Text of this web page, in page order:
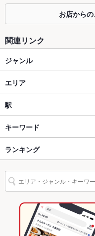
カウンター あり
ソファー なし
テラス席
貸切
設備
Wi-Fi
ー
駐車場
バンド演奏 可
英語メニュ
あり
その他設備 －
お店から
関連リンク
ジャンル
イタリアン・フレンチ
イタリアン
徳島市・徳島市周辺部 × イ
徳島市・徳島市周辺部 × イタ
徳島駅 × イタリアン・フレ
徳島駅 × イタリアン
ダイニングバー・バル
エリア
徳島駅
徳島駅 × イタリアン・フレン
徳島駅 × イタリアン
徳島駅 × ダイニングバー・
徳島駅 × スペインバル・イ
駅
徳島駅
キーワード
フライドポテト
ランキング
徳島のグルメランキング
徳島のイタリアン・フレン
徳島のイタリアンランキング